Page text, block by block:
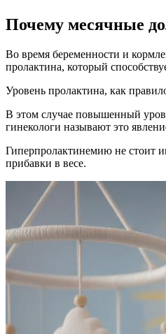
Почему месячные
Во время беременности и
пролактина, который
Уровень пролактина, как
В этом случае повышенный
гинекологи называют это
Гиперпролактинемию не стоит
прибавки в весе.